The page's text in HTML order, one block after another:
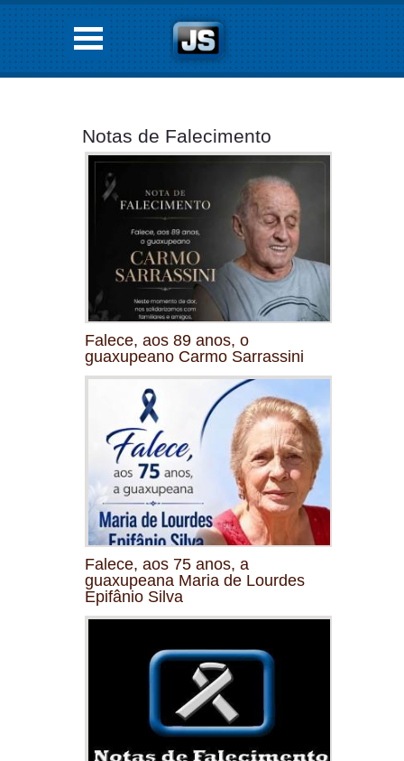
Notas de Falecimento
Falece, aos 89 anos, o
guaxupeano Carmo Sarrassini
Falece, aos 75 anos, a
guaxupeana Maria de Lourdes
Epifânio Silva